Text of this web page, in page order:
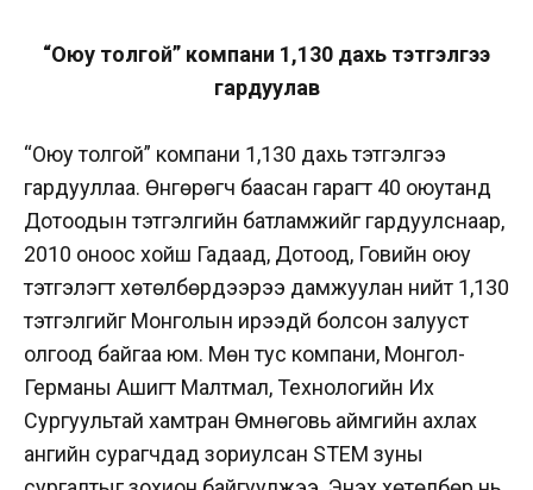
“Оюу толгой” компани 1,130 дахь тэтгэлгээ
гардуулав
“Оюу толгой” компани 1,130 дахь тэтгэлгээ
гардууллаа. Өнгөрөгч баасан гарагт 40 оюутанд
Дотоодын тэтгэлгийн батламжийг гардуулснаар,
2010 оноос хойш Гадаад, Дотоод, Говийн оюу
тэтгэлэгт хөтөлбөрүүдээрээ дамжуулан нийт 1,130
тэтгэлгийг Монголын ирээдүй болсон залууст
олгоод байгаа юм. Мөн тус компани, Монгол-
Германы Ашигт Малтмал, Технологийн Их
Сургуультай хамтран Өмнөговь аймгийн ахлах
ангийн сурагчдад зориулсан STEM зуны